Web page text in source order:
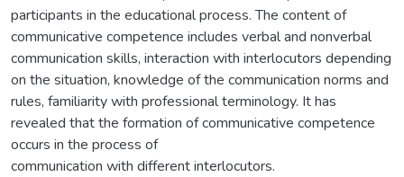
participants in the educational process. The content of
communicative competence includes verbal and nonverbal
communication skills, interaction with interlocutors depending
on the situation, knowledge of the communication norms and
rules, familiarity with professional terminology. It has
revealed that the formation of communicative competence
occurs in the process of
communication with different interlocutors.